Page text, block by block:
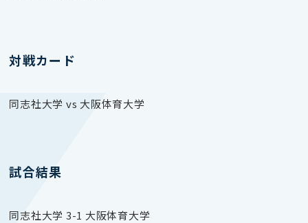
対戦カード
同志社大学 vs 大阪体育大学
試合結果
同志社大学 3-1 大阪体育大学